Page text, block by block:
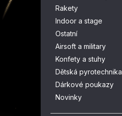
Rakety
Indoor a stage
Ostatní
Airsoft a military
Konfety a stuhy
Dětská pyrotechnika
Dárkové poukazy
Novinky